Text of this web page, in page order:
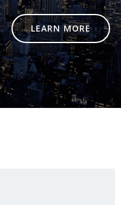
LEARN MORE